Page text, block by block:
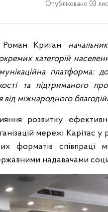
Опубліковано 03
Криган,
категорій
платформа:
та підтриманого
міжнародного
розвитку
мережі Карітас
форматів співпраці
надавачами